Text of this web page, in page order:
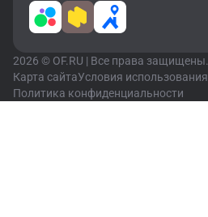
2026 © OF.RU | Все права защищены.
Карта сайтаУсловия использования
Политика конфиденциальности